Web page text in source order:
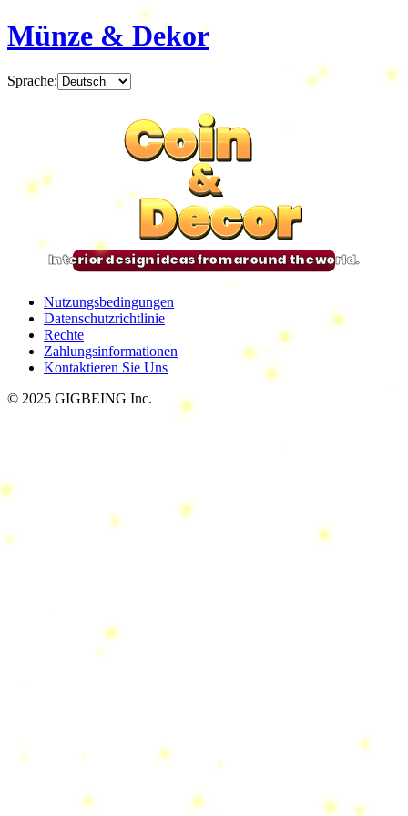
Münze & Dekor
Sprache:
Coin
&
Decor
Coin
&
Decor
Coin
&
Decor
Coin
&
Decor
Interior design ideas from around the world.
Nutzungsbedingungen
Datenschutzrichtlinie
Rechte
Zahlungsinformationen
Kontaktieren Sie Uns
© 2025 GIGBEING Inc.